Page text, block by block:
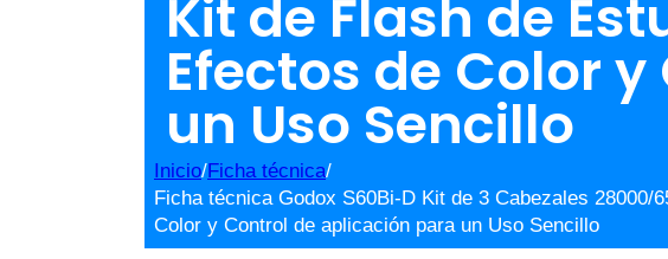
Kit de Flash de
Efectos de Color
un Uso Sencillo
Inicio/Ficha técnica/
Ficha técnica Godox S60Bi-D Kit de 3 Cabezales
Color y Control de aplicación para un Uso Sencillo